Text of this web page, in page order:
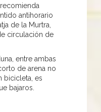
antihorario
de la Murtra,
circulación de
entre ambas
de arena no
bicicleta, es
bajaros.